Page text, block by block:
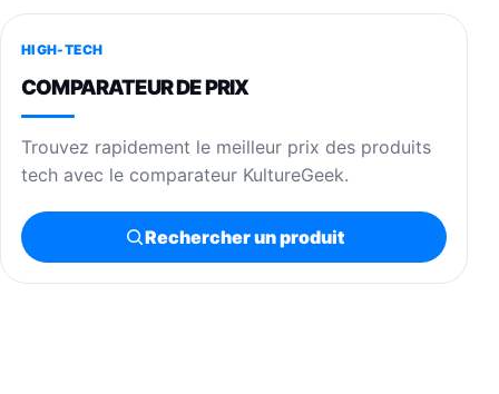
HIGH-TECH
COMPARATEUR DE PRIX
Trouvez rapidement le meilleur prix des produits
tech avec le comparateur KultureGeek.
Rechercher un produit